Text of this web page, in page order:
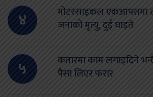
४
मोटरसाइकल एकआपसमा
जनाको मृत्यु, दुई घाइते
५
कतारमा काम लगाइदिने
पैसा लिएर फरार